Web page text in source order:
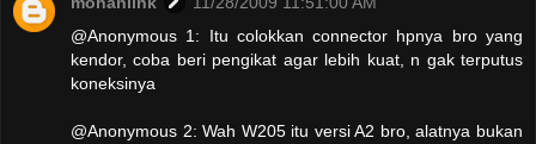
@Anonymous 1: Itu colokkan connector hpnya bro yang
kendor, coba beri pengikat agar lebih kuat, n gak terputus
koneksinya
@Anonymous 2: Wah W205 itu versi A2 bro, alatnya bukan